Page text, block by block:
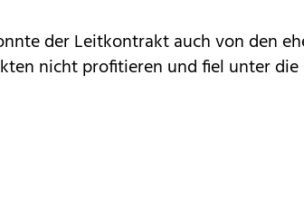
der Leitkontrakt auch von den
nicht profitieren und fiel unter die